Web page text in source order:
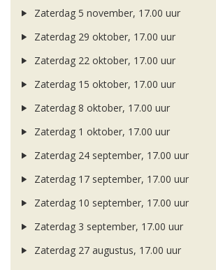
Zaterdag 5 november, 17.00 uur
Zaterdag 29 oktober, 17.00 uur
Zaterdag 22 oktober, 17.00 uur
Zaterdag 15 oktober, 17.00 uur
Zaterdag 8 oktober, 17.00 uur
Zaterdag 1 oktober, 17.00 uur
Zaterdag 24 september, 17.00 uur
Zaterdag 17 september, 17.00 uur
Zaterdag 10 september, 17.00 uur
Zaterdag 3 september, 17.00 uur
Zaterdag 27 augustus, 17.00 uur